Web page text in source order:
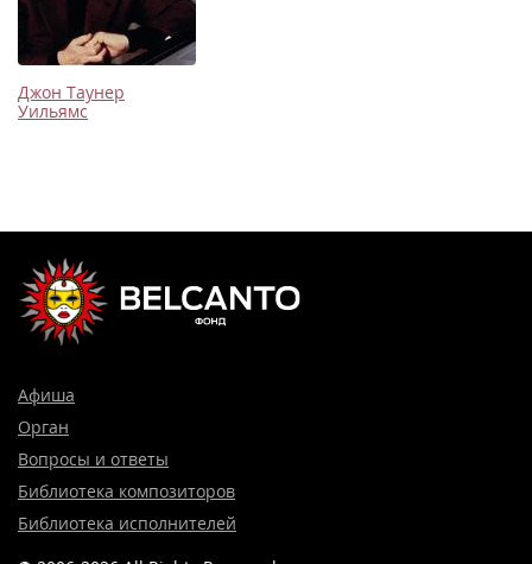
Джон Таунер
Уильямс
Афиша
Орган
Вопросы и ответы
Библиотека композиторов
Библиотека исполнителей